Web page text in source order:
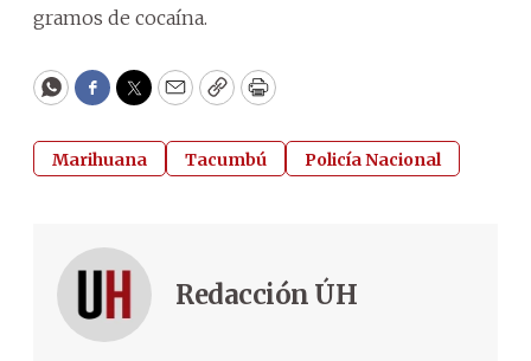
gramos de cocaína.
WhatsApp
Facebook
Twitter
EmailCopyPrint
Marihuana Tacumbú Policía Nacional
Redacción ÚH